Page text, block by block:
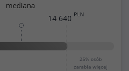
mediana
25% osób
zarabia więcej
14 640 PLN